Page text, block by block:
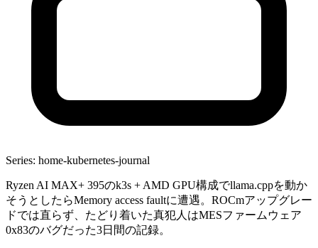
Series: home-kubernetes-journal
Ryzen AI MAX+ 395のk3s + AMD GPU構成でllama.cppを動か
そうとしたらMemory access faultに遭遇。ROCmアップグレー
ドでは直らず、たどり着いた真犯人はMESファームウェア
0x83のバグだった3日間の記録。